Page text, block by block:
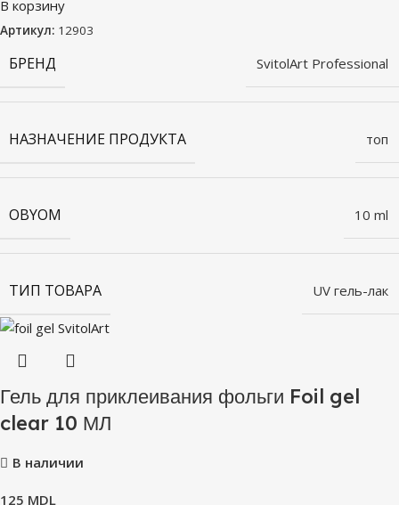
В корзину
Артикул: 12903
БРЕНД SvitolArt Professional
НАЗНАЧЕНИЕ ПРОДУКТА топ
OBYOM 10 ml
ТИП ТОВАРА UV гель-лак
Гель для приклеивания фольги Foil gel
clear 10 МЛ
В наличии
125 MDL